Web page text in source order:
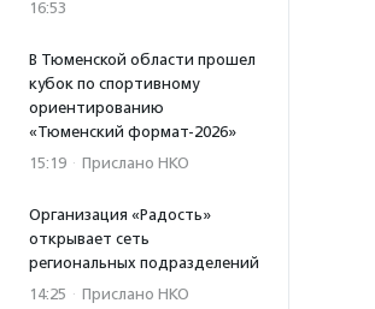
16:53
В Тюменской области прошел
кубок по спортивному
ориентированию
«Тюменский формат-2026»
15:19 · Прислано НКО
Организация «Радость»
открывает сеть
региональных подразделений
14:25 · Прислано НКО